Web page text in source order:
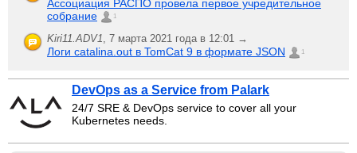
Ассоциация РАСПО провела первое учредительное
собрание
1
Kiri11.ADV1, 7 марта 2021 года в 12:01 →
Логи catalina.out в TomCat 9 в формате JSON 1
DevOps as a Service from Palark
24/7 SRE & DevOps service to cover all your
Kubernetes needs.